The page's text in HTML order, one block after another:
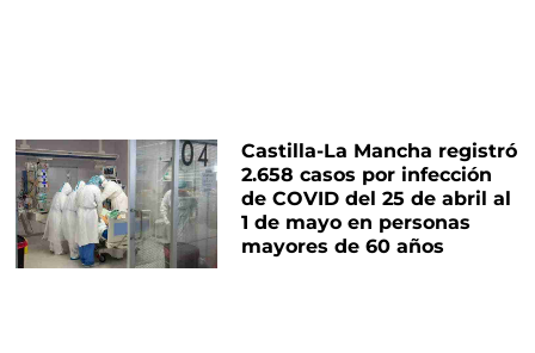
Castilla-La Mancha registró
2.658 casos por infección
de COVID del 25 de abril al
1 de mayo en personas
mayores de 60 años